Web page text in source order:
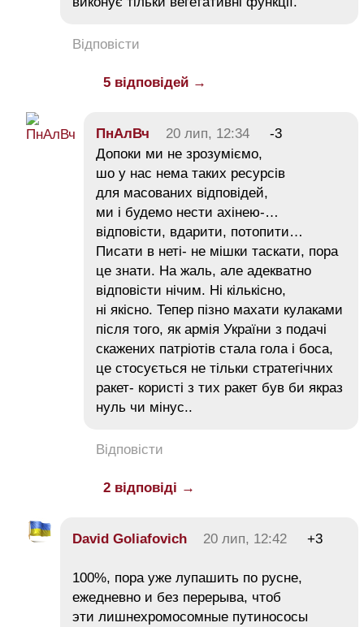
Відповісти
5 відповідей →
ПнАлВч 20 лип, 12:34
-3
Допоки ми не зрозуміємо,
шо у нас нема таких ресурсів
для масованих відповідей,
ми і будемо нести ахінею-…
відповісти, вдарити, потопити…
Писати в неті- не мішки таскати, пора
це знати. На жаль, але адекватно
відповісти нічим. Ні кількісно,
ні якісно. Тепер пізно махати кулаками
після того, як армія України з подачі
скажених патріотів стала гола і боса,
це стосується не тільки стратегічних
ракет- користі з тих ракет був би якраз
нуль чи мінус..
Відповісти
2 відповіді →
David Goliafovich 20 лип, 12:42 +3
100%, пора уже лупашить по русне,
ежедневно и без перерыва, чтоб
эти лишнехромосомные путинососы